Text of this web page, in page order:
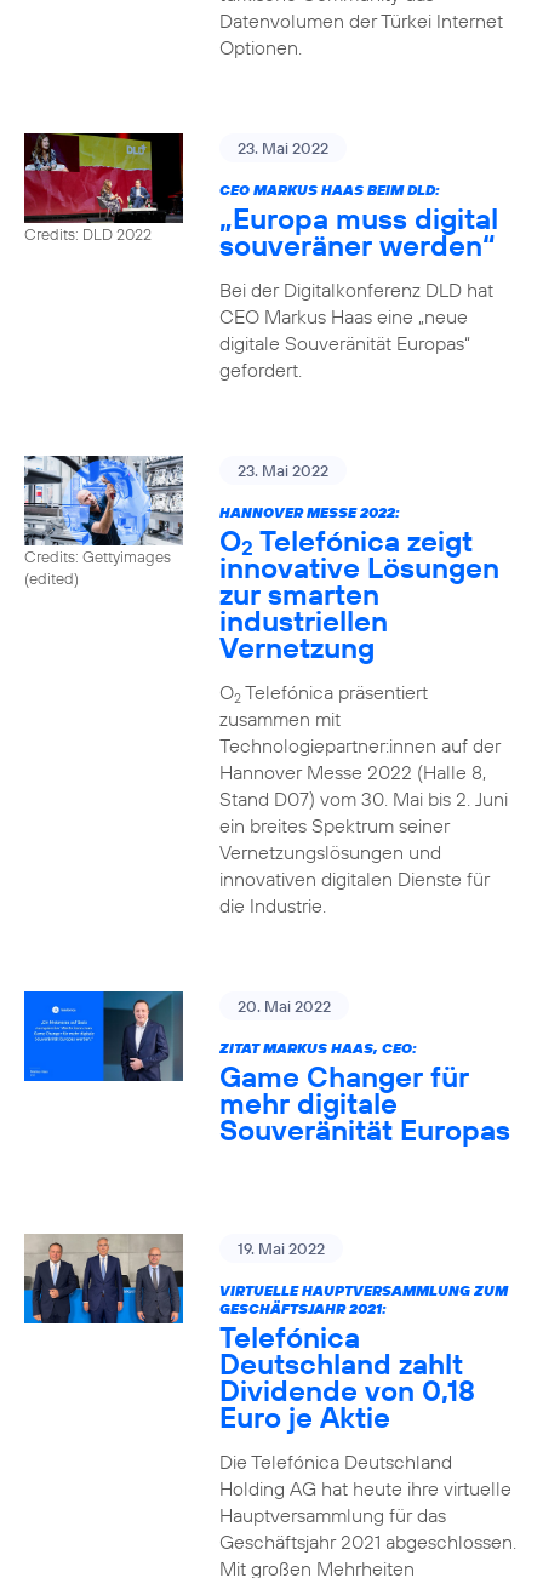
Datenvolumen der Türkei Internet
Optionen.
Credits: DLD 2022
23. Mai 2022
CEO MARKUS HAAS BEIM DLD:
„Europa muss digital
souveräner werden“
Bei der Digitalkonferenz DLD hat
CEO Markus Haas eine „neue
digitale Souveränität Europas“
gefordert.
Credits: Gettyimages
(edited)
23. Mai 2022
HANNOVER MESSE 2022:
O2 Telefónica zeigt
innovative Lösungen
zur smarten
industriellen
Vernetzung
O2Telefónica präsentiert
zusammen mit
Technologiepartner:innen auf der
Hannover Messe 2022 (Halle 8,
Stand D07) vom 30. Mai bis 2. Juni
ein breites Spektrum seiner
Vernetzungslösungen und
innovativen digitalen Dienste für
die Industrie.
20. Mai 2022
ZITAT MARKUS HAAS, CEO:
Game Changer für
mehr digitale
Souveränität Europas
19. Mai 2022
VIRTUELLE HAUPTVERSAMMLUNG ZUM
GESCHÄFTSJAHR 2021:
Telefónica
Deutschland zahlt
Dividende von 0,18
Euro je Aktie
Die Telefónica Deutschland
Holding AG hat heute ihre virtuelle
Hauptversammlung für das
Geschäftsjahr 2021 abgeschlossen.
Mit großen Mehrheiten